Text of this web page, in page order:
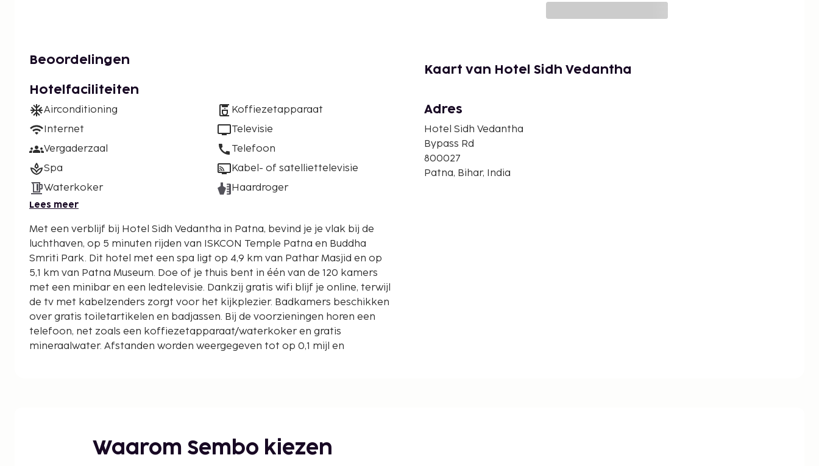
Beoordelingen
Hotelfaciliteiten
Airconditioning
Internet
Vergaderzaal
Spa
Waterkoker
Koffiezetapparaat
Televisie
Telefoon
Kabel- of satelliettelevisie
Haardroger
Lees meer
Met een verblijf bij Hotel Sidh Vedantha in Patna, bevind je je vlak bij de
luchthaven, op 5 minuten rijden van ISKCON Temple Patna en Buddha
Smriti Park. Dit hotel met een spa ligt op 4,9 km van Pathar Masjid en op
5,1 km van Patna Museum. Doe of je thuis bent in één van de 120 kamers
met een minibar en een ledtelevisie. Dankzij gratis wifi blijf je online, terwijl
de tv met kabelzenders zorgt voor het kijkplezier. Badkamers beschikken
over gratis toiletartikelen en badjassen. Bij de voorzieningen horen een
telefoon, net zoals een koffiezetapparaat/waterkoker en gratis
mineraalwater. Afstanden worden weergegeven tot op 0,1 mijl en
Har Mandir Takht - 4 km
Devi Temple - 4,1 km
Kaart van Hotel Sidh Vedantha
Adres
Hotel Sidh Vedantha
Bypass Rd
800027
Patna, Bihar, India
Waarom Sembo kiezen